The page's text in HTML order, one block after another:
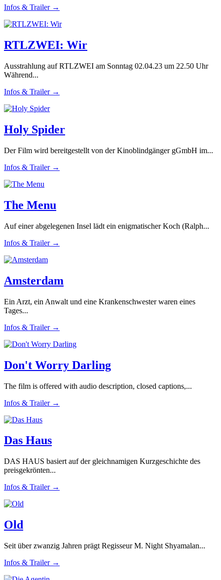
Infos & Trailer →
RTLZWEI: Wir
Ausstrahlung auf RTLZWEI am Sonntag 02.04.23 um 22.50 Uhr
Während...
Infos & Trailer →
Holy Spider
Der Film wird bereitgestellt von der Kinoblindgänger gGmbH im...
Infos & Trailer →
The Menu
Auf einer abgelegenen Insel lädt ein enigmatischer Koch (Ralph...
Infos & Trailer →
Amsterdam
Ein Arzt, ein Anwalt und eine Krankenschwester waren eines
Tages...
Infos & Trailer →
Don't Worry Darling
The film is offered with audio description, closed captions,...
Infos & Trailer →
Das Haus
DAS HAUS basiert auf der gleichnamigen Kurzgeschichte des
preisgekrönten...
Infos & Trailer →
Old
Seit über zwanzig Jahren prägt Regisseur M. Night Shyamalan...
Infos & Trailer →